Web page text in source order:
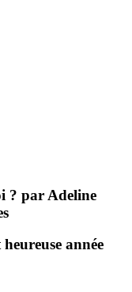
? par Adeline
année